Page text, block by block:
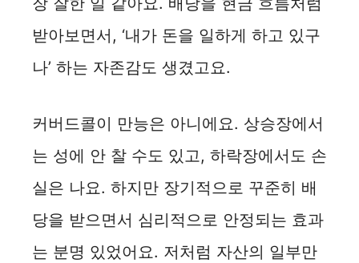
받아보면서, ‘내가 돈을 일하게 하고 있구
나’ 하는 자존감도 생겼고요.
커버드콜이 만능은 아니에요. 상승장에서
는 성에 안 찰 수도 있고, 하락장에서도 손
실은 나요. 하지만 장기적으로 꾸준히 배
당을 받으면서 심리적으로 안정되는 효과
는 분명 있었어요. 저처럼 자산의 일부만